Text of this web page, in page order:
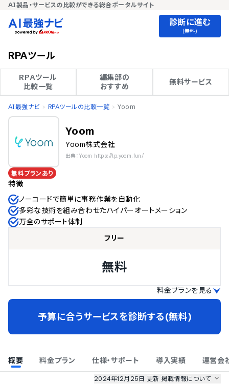
AI製品・サービスの比較ができる総合ポータルサイト
診断に進む
(無料)
RPAツール
RPAツール
比較一覧
編集部の
おすすめ
無料サービス
AI最強ナビ RPAツールの比較一覧 Yoom
Yoom
Yoom株式会社
出典：Yoom https://lp.yoom.fun/
無料プランあり
特徴
ノーコードで簡単に事務作業を自動化
多彩な技術を組み合わせたハイパーオートメーション
万全のサポート体制
フリー
無料
料金プランを見る
予算に合うサービスを診断する(無料)
概要 料金プラン 仕様・サポート 導入実績 運営会
2024年12月25日 更新掲載情報について